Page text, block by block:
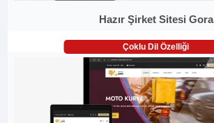
Hazır Şirket Sitesi Gora
Çoklu Dil Özelliği